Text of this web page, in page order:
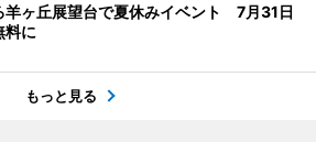
羊ヶ丘展望台で夏休みイベント 7月31日
料に
もっと見る